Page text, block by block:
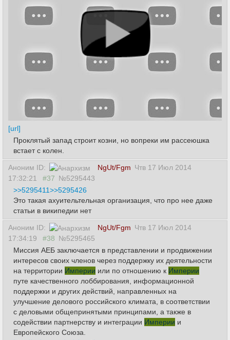
[url]
Проклятый запад строит козни, но вопреки им рассеюшка
встает с колен.
Аноним ID: NgUt/Fgm Чтв 17 Июл 2014
17:32:21
#37 №5295443
>>5295411>>5295426
Это такая ахуительтельная организация, что про нее даже
статьи в википедии нет
Аноним ID: NgUt/Fgm Чтв 17 Июл 2014
17:34:19
#38 №5295465
Миссия АЕБ заключается в представлении и продвижении
интересов своих членов через поддержку их деятельности
на территории Империи или по отношению к Империи
путе качественного лоббирования, информационной
поддержки и других действий, направленных на
улучшение делового российского климата, в соответствии
с деловыми общепринятыми принципами, а также в
содействии партнерству и интеграции Империи и
Европейского Союза.